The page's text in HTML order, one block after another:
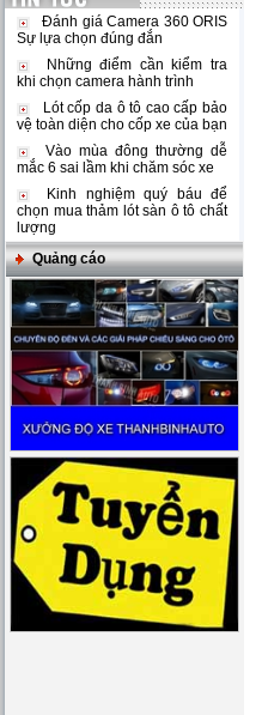
Đánh giá Camera 360 ORIS
Sự lựa chọn đúng đắn
Những điểm cần kiểm tra
khi chọn camera hành trình
Lót cốp da ô tô cao cấp bảo
vệ toàn diện cho cốp xe của bạn
Vào mùa đông thường dễ
mắc 6 sai lầm khi chăm sóc xe
Kinh nghiệm quý báu để
chọn mua thảm lót sàn ô tô chất
lượng
Quảng cáo